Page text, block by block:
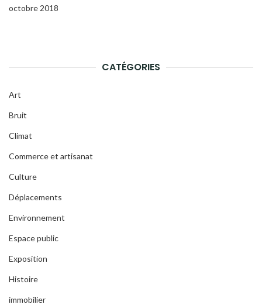
octobre 2018
CATÉGORIES
Art
Bruit
Climat
Commerce et artisanat
Culture
Déplacements
Environnement
Espace public
Exposition
Histoire
immobilier